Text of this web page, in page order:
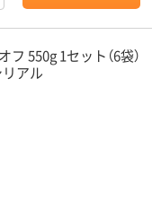
550g 1セット（6袋）
アル